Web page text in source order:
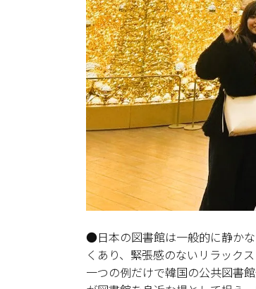
●日本の図書館は一般的に静か
くあり、緊張感のないリラック
一つの例だけで韓国の公共図書